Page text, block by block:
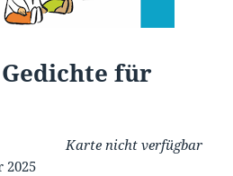
für
Karte nicht verfügbar
2025